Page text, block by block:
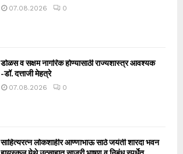
07.08.2026 0
डोळस व सक्षम नागरिक होण्यासाठी राज्यशास्त्र आवश्यक
-डॉ. दत्ताजी मेहत्रे
07.08.2026 0
साहित्यरत्न लोकशाहीर आण्णाभाऊ साठे जयंती शारदा भवन